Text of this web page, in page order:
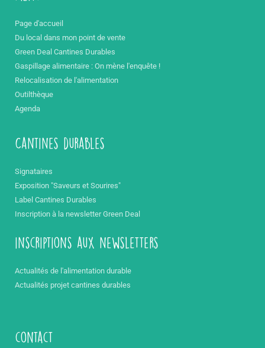
Page d'accueil
Du local dans mon point de vente
Green Deal Cantines Durables
Gaspillage alimentaire : On mène l'enquête !
Relocalisation de l'alimentation
Outilthèque
Agenda
Cantines durables
Signataires
Exposition "Saveurs et Sourires"
Label Cantines Durables
Inscription à la newsletter Green Deal
inscriptions aux newsletters
Actualités de l'alimentation durable
Actualités projet cantines durables
contact